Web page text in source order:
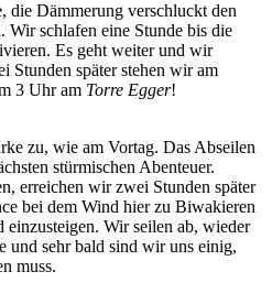
Dämmerung verschluckt den
Wir schlafen eine Stunde bis die
Es geht weiter und wir
Stunden später stehen wir am
3 Uhr am Torre Egger!
zu, wie am Vortag. Das Abseilen
stürmischen Abenteuer.
erreichen wir zwei Stunden später
bei dem Wind hier zu Biwakieren
Wir seilen ab, wieder
und sehr bald sind wir uns einig,
muss.